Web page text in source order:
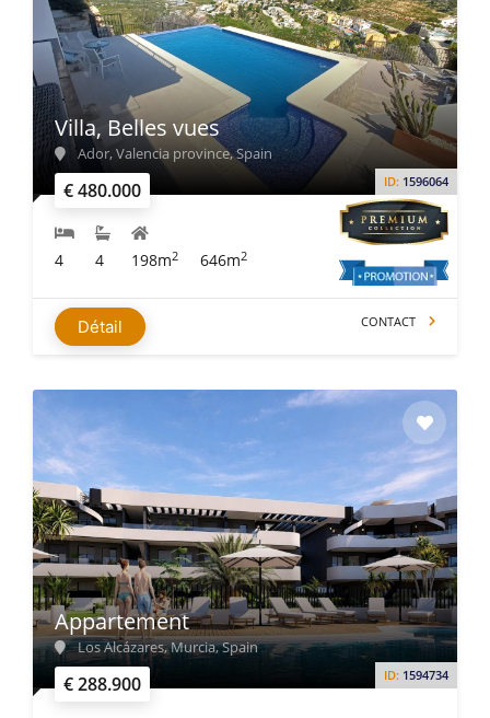
€ 480.000 ID: 1596064
Villa, Belles vues
Ador, Valencia province, Spain
4 4 198m2 646m2
Détail CONTACT
€ 288.900 ID: 1594734
Appartement
Los Alcázares, Murcia, Spain